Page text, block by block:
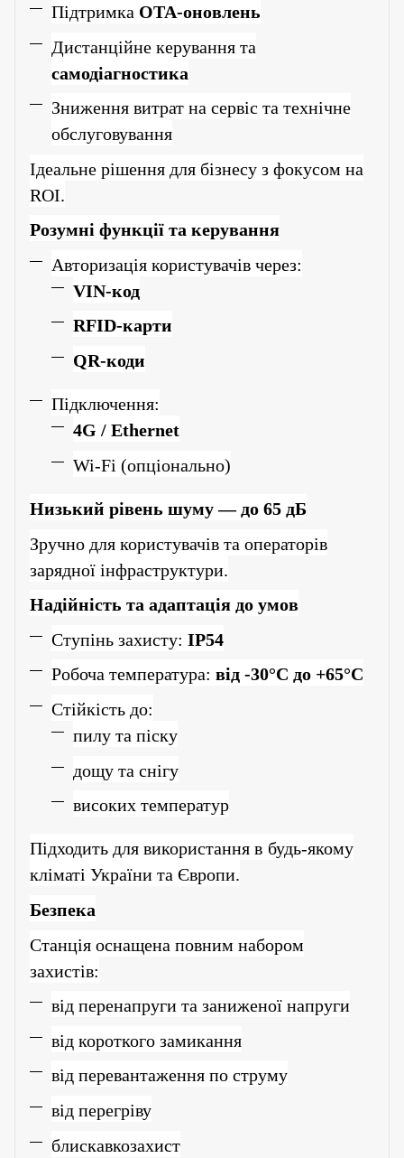
Підтримка OTA-оновлень
Дистанційне керування та
самодіагностика
Зниження витрат на сервіс та технічне
обслуговування
Ідеальне рішення для бізнесу з фокусом на
ROI.
Розумні функції та керування
Авторизація користувачів через:
VIN-код
RFID-карти
QR-коди
Підключення:
4G / Ethernet
Wi-Fi (опціонально)
Низький рівень шуму — до 65 дБ
Зручно для користувачів та операторів
зарядної інфраструктури.
Надійність та адаптація до умов
Ступінь захисту: IP54
Робоча температура: від -30°C до +65°C
Стійкість до:
пилу та піску
дощу та снігу
високих температур
Підходить для використання в будь-якому
кліматі України та Європи.
Безпека
Станція оснащена повним набором
захистів:
від перенапруги та заниженої напруги
від короткого замикання
від перевантаження по струму
від перегріву
блискавкозахист